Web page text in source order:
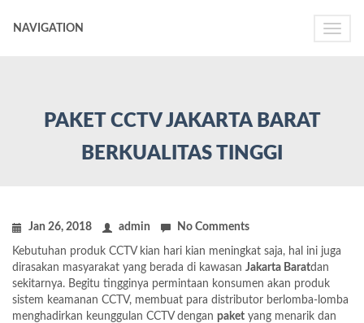
Toggle
NAVIGATION
PAKET CCTV JAKARTA BARAT
BERKUALITAS TINGGI
Jan 26, 2018 admin No Comments
Kebutuhan produk CCTV kian hari kian meningkat saja, hal ini juga
dirasakan masyarakat yang berada di kawasan Jakarta Baratdan
sekitarnya. Begitu tingginya permintaan konsumen akan produk
sistem keamanan CCTV, membuat para distributor berlomba-lomba
menghadirkan keunggulan CCTV dengan paket yang menarik dan